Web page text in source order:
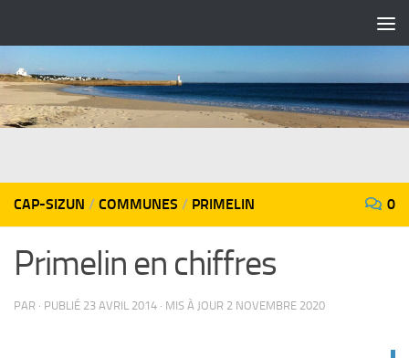
CAP-SIZUN / COMMUNES / PRIMELIN 0
Primelin en chiffres
PAR · PUBLIÉ 23 AVRIL 2014 · MIS À JOUR 2 NOVEMBRE 2020